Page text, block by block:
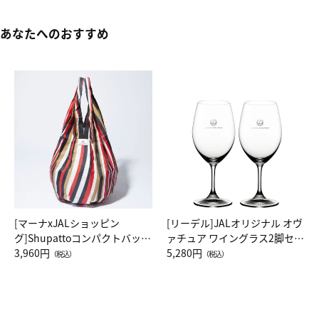
あなたへのおすすめ
[マーナxJALショッピン
グ]Shupattoコンパクトバッグ
Drop JAL客室乗務員（LC）ス
3,960円 （税込）
[リーデル]JALオリジナル オヴ
ァチュア ワイングラス2脚セッ
ト（レッドワイン）
5,280円 （税込）